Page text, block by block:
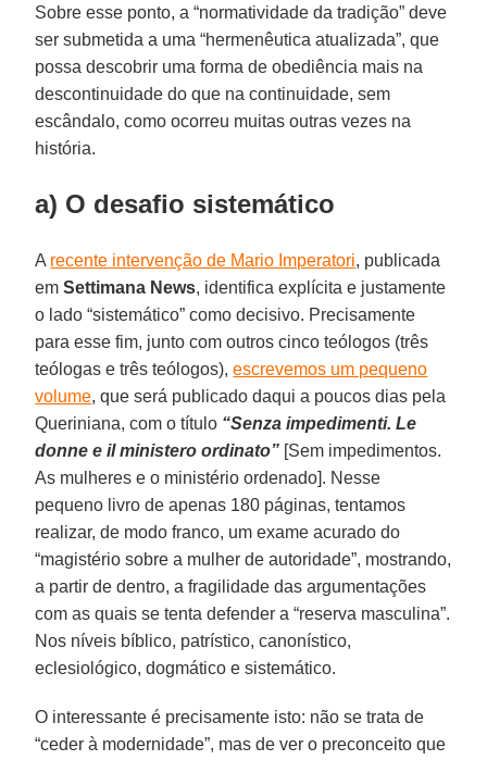
Sobre esse ponto, a “normatividade da tradição” deve
ser submetida a uma “hermenêutica atualizada”, que
possa descobrir uma forma de obediência mais na
descontinuidade do que na continuidade, sem
escândalo, como ocorreu muitas outras vezes na
história.
a) O desafio sistemático
A recente intervenção de Mario Imperatori, publicada
emSettimana News, identifica explícita e justamente
o lado “sistemático” como decisivo. Precisamente
para esse fim, junto com outros cinco teólogos (três
teólogas e três teólogos),escrevemos um pequeno
volume, que será publicado daqui a poucos dias pela
Queriniana, com o título “Senza impedimenti. Le
donne e il ministero ordinato” [Sem impedimentos.
As mulheres e o ministério ordenado]. Nesse
pequeno livro de apenas 180 páginas, tentamos
realizar, de modo franco, um exame acurado do
“magistério sobre a mulher de autoridade”, mostrando,
a partir de dentro, a fragilidade das argumentações
com as quais se tenta defender a “reserva masculina”.
Nos níveis bíblico, patrístico, canonístico,
eclesiológico, dogmático e sistemático.
O interessante é precisamente isto: não se trata de
“ceder à modernidade”, mas de ver o preconceito que